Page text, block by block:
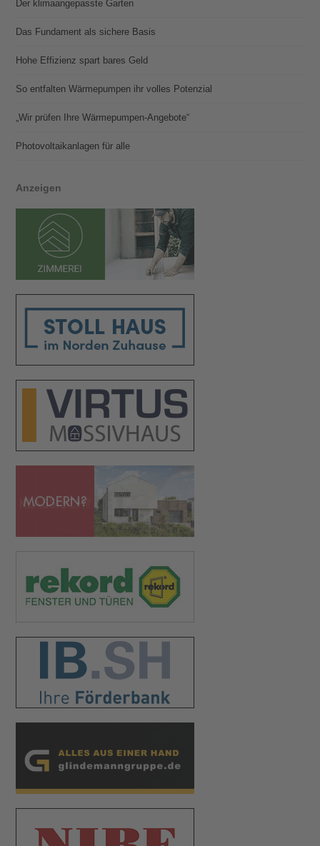
Der klimaangepasste Garten
Das Fundament als sichere Basis
Hohe Effizienz spart bares Geld
So entfalten Wärmepumpen ihr volles Potenzial
„Wir prüfen Ihre Wärmepumpen-Angebote“
Photovoltaik­­anlagen für alle
Anzeigen